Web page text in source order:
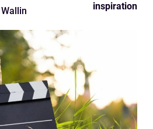
inspiration